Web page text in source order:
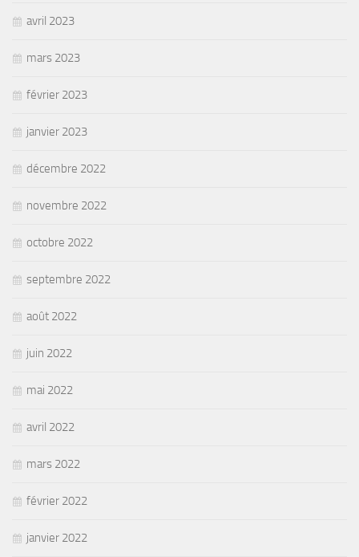
avril 2023
mars 2023
février 2023
janvier 2023
décembre 2022
novembre 2022
octobre 2022
septembre 2022
août 2022
juin 2022
mai 2022
avril 2022
mars 2022
février 2022
janvier 2022